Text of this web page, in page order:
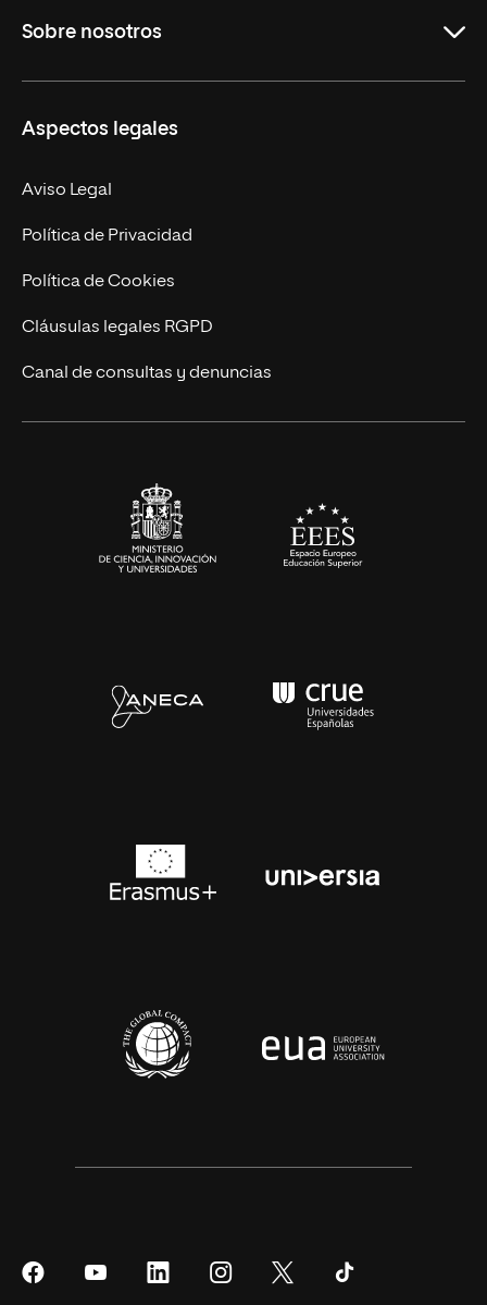
Másteres Oficiales
Doctorados
Experto Universitario
Postgrados
Cursos Universitarios
Sobre nosotros
Facultades
Nuestro Equipo
Trabaja en UNIR
Actualidad
UNIR Revista
Eventos
Aspectos legales
Aviso Legal
Política de Privacidad
Política de Cookies
Cláusulas legales RGPD
Canal de consultas y denuncias
SíguenosSíguenos
SíguenosSíguenos
Síguenos